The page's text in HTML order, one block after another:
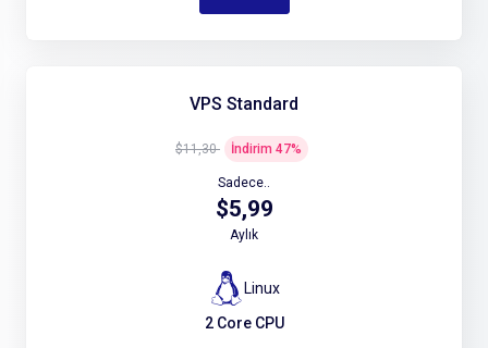
VPS Standard
$11,30 İndirim 47%
Sadece..
$5,99
Aylık
Linux
2 Core CPU